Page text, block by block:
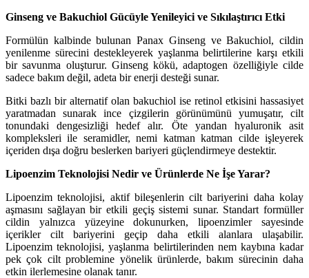
Ginseng ve Bakuchiol Gücüyle Yenileyici ve Sıkılaştırıcı Etki
Formülün kalbinde bulunan Panax Ginseng ve Bakuchiol, cildin
yenilenme sürecini destekleyerek yaşlanma belirtilerine karşı etkili
bir savunma oluşturur. Ginseng kökü, adaptogen özelliğiyle cilde
sadece bakım değil, adeta bir enerji desteği sunar.
Bitki bazlı bir alternatif olan bakuchiol ise retinol etkisini hassasiyet
yaratmadan sunarak ince çizgilerin görünümünü yumuşatır, cilt
tonundaki dengesizliği hedef alır. Öte yandan hyaluronik asit
kompleksleri ile seramidler, nemi katman katman cilde işleyerek
içeriden dışa doğru beslerken bariyeri güçlendirmeye destektir.
Lipoenzim Teknolojisi Nedir ve Ürünlerde Ne İşe Yarar?
Lipoenzim teknolojisi, aktif bileşenlerin cilt bariyerini daha kolay
aşmasını sağlayan bir etkili geçiş sistemi sunar. Standart formüller
cildin yalnızca yüzeyine dokunurken, lipoenzimler sayesinde
içerikler cilt bariyerini geçip daha etkili alanlara ulaşabilir.
Lipoenzim teknolojisi, yaşlanma belirtilerinden nem kaybına kadar
pek çok cilt problemine yönelik ürünlerde, bakım sürecinin daha
etkin ilerlemesine olanak tanır.